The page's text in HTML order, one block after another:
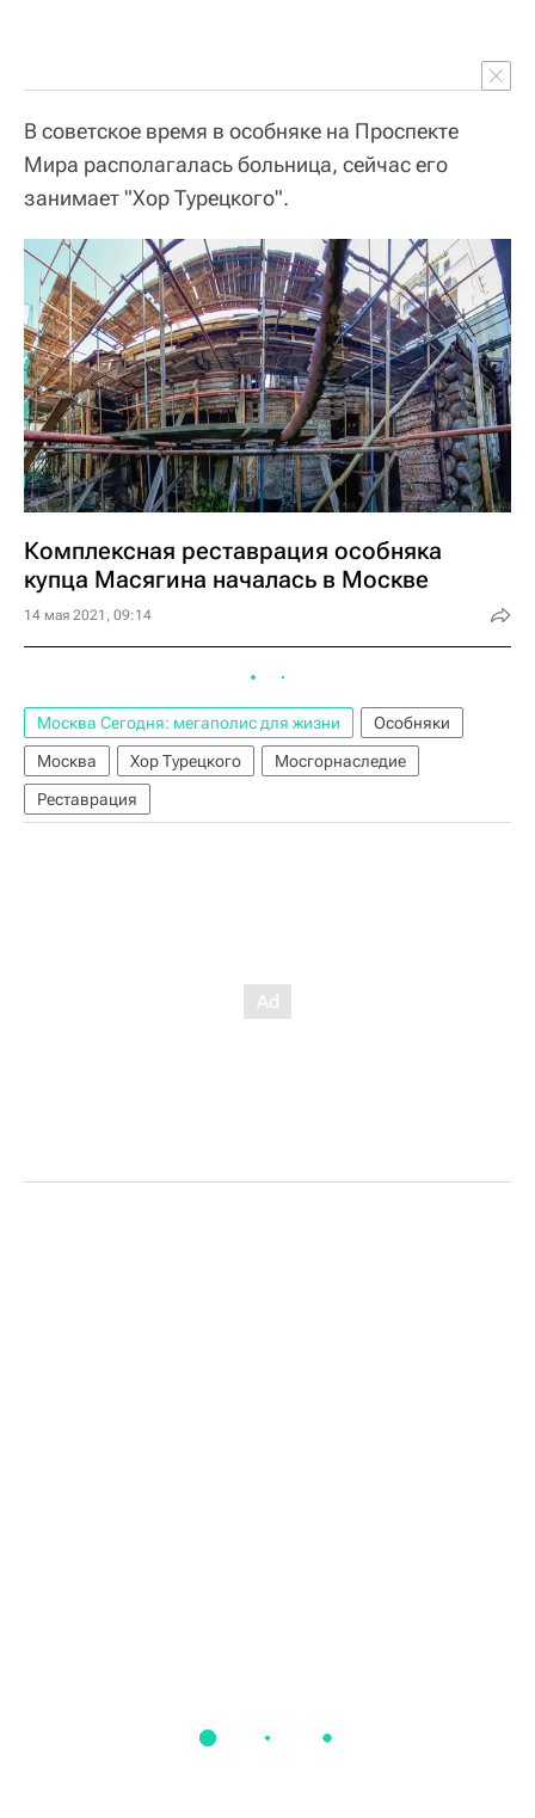
В советское время в особняке на Проспекте
Мира располагалась больница, сейчас его
занимает "Хор Турецкого".
Комплексная реставрация особняка
купца Масягина началась в Москве
14 мая 2021, 09:14
Москва Сегодня: мегаполис для жизни
Особняки
Москва
Хор Турецкого
Мосгорнаследие
Реставрация